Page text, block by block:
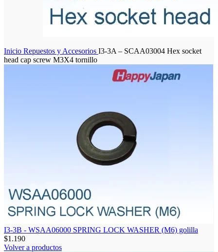
Inicio Repuestos y Accesorios I3-3A – SCAA03004 Hex socket
head cap screw M3X4 tornillo
I3-3B - WSAA06000 SPRING LOCK WASHER (M6) golilla
$1.190
Volver a productos